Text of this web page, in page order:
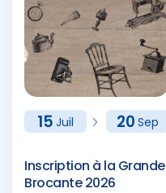
15 Juil 20 Sep
Inscription à la Grande
Brocante 2026